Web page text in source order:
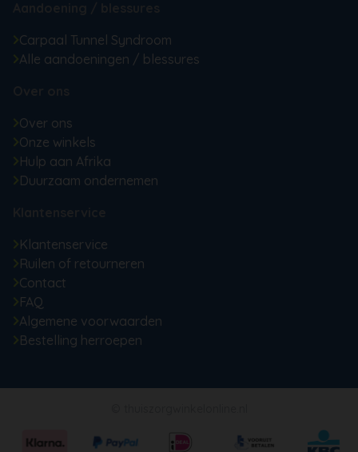
Carpaal Tunnel Syndroom
Alle aandoeningen / blessures
Over ons
Onze winkels
Hulp aan Afrika
Duurzaam ondernemen
Klantenservice
Ruilen of retourneren
Contact
FAQ
Algemene voorwaarden
Bestelling herroepen